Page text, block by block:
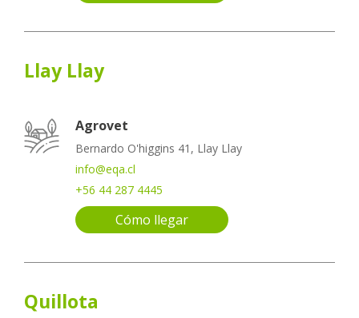
Llay Llay
Agrovet
Bernardo O'higgins 41, Llay Llay
info@eqa.cl
+56 44 287 4445
Cómo llegar
Quillota